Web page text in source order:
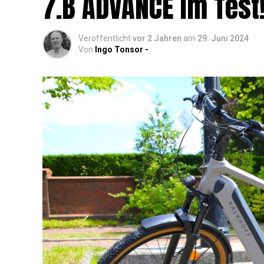
Veröffentlichtvor 2 Jahren am 29. Juni 2024
Von Ingo Tonsor -